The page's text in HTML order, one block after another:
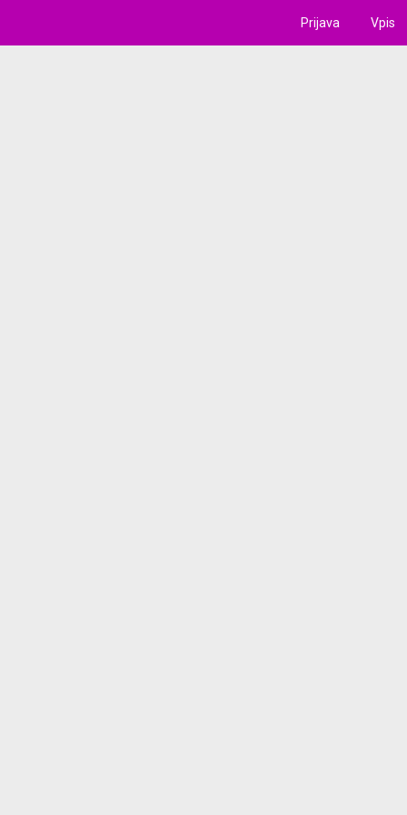
Prijava Vpis